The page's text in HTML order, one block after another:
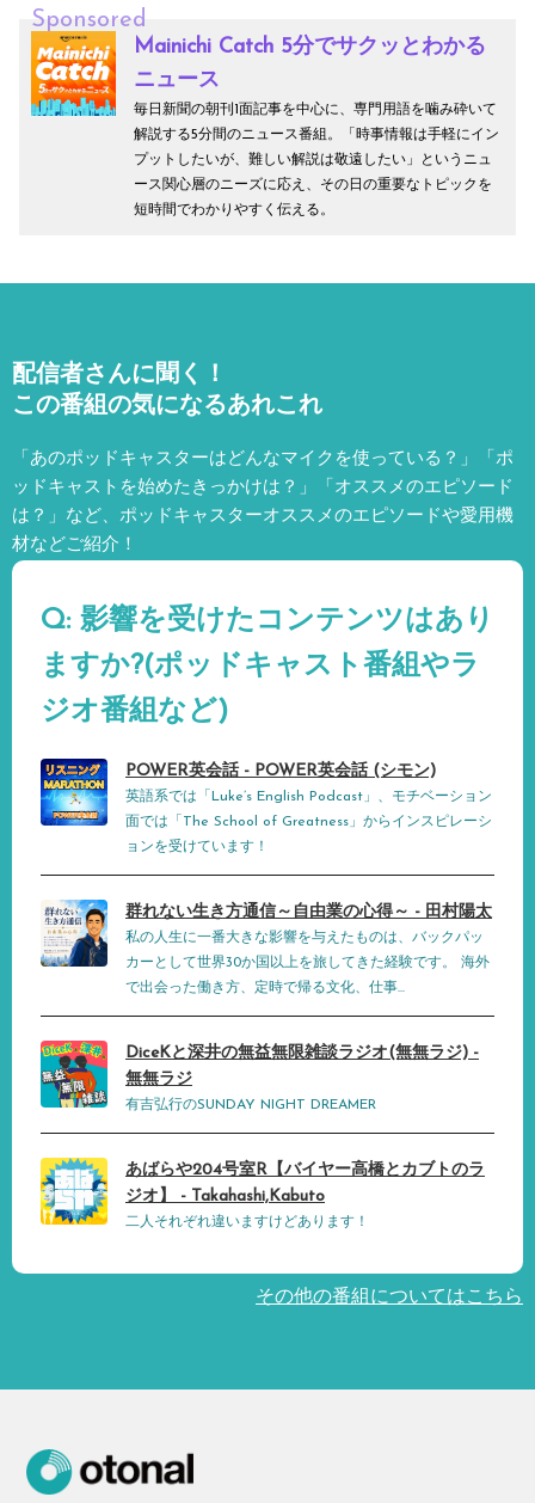
Sponsored
Mainichi Catch 5分でサクッとわかる
ニュース
毎日新聞の朝刊1面記事を中心に、専門用語を噛み砕いて
解説する5分間のニュース番組。「時事情報は手軽にイン
プットしたいが、難しい解説は敬遠したい」というニュ
ース関心層のニーズに応え、その日の重要なトピックを
短時間でわかりやすく伝える。
配信者さんに聞く！
この番組の気になるあれこれ
「あのポッドキャスターはどんなマイクを使っている？」「ポ
ッドキャストを始めたきっかけは？」「オススメのエピソード
は？」など、 ポッドキャスターオススメのエピソードや愛用機
材などご紹介！
Q: 影響を受けたコンテンツはあり
ますか?(ポッドキャスト番組やラ
ジオ番組など)
POWER英会話 - POWER英会話 (シモン)
英語系では「Luke’s English Podcast」、モチベーション
面では「The School of Greatness」からインスピレーシ
ョンを受けています！
群れない生き方通信～自由業の心得～ - 田村陽太
私の人生に一番大きな影響を与えたものは、バックパッ
カーとして世界30か国以上を旅してきた経験です。 海外
で出会った働き方、定時で帰る文化、仕事...
DiceKと深井の無益無限雑談ラジオ(無無ラジ) -
無無ラジ
有吉弘行のSUNDAY NIGHT DREAMER
あばらや204号室R【バイヤー高橋とカブトのラ
ジオ】 - Takahashi,Kabuto
二人それぞれ違いますけどあります！
その他の番組についてはこちら